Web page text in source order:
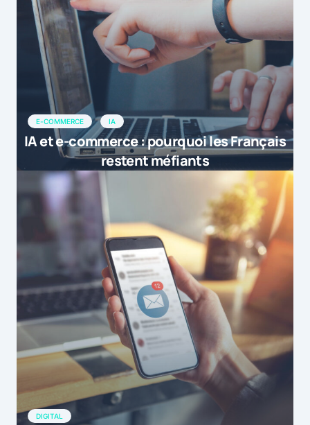
E-COMMERCE IA
IA et e-commerce : pourquoi les Français
restent méfiants
DIGITAL